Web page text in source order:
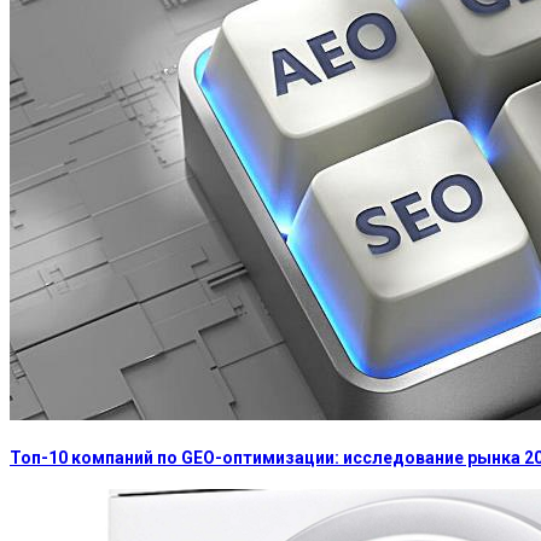
Топ-10 компаний по GEO-оптимизации: исследование рынка